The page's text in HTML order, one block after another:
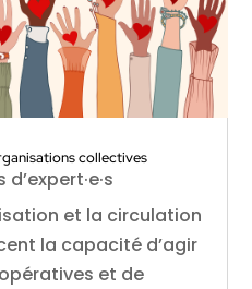
collectives
et la circulation
la capacité d’agir
et de